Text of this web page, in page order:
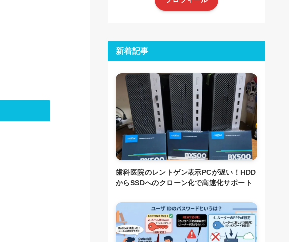
新着記事
歯科医院のレントゲン表示PCが遅い！HDD
からSSDへのクローン化で高速化サポート